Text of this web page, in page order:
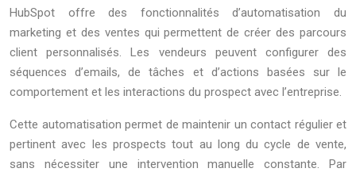
HubSpot offre des fonctionnalités d’automatisation du
marketing et des ventes qui permettent de créer des parcours
client personnalisés. Les vendeurs peuvent configurer des
séquences d’emails, de tâches et d’actions basées sur le
comportement et les interactions du prospect avec l’entreprise.
Cette automatisation permet de maintenir un contact régulier et
pertinent avec les prospects tout au long du cycle de vente,
sans nécessiter une intervention manuelle constante. Par